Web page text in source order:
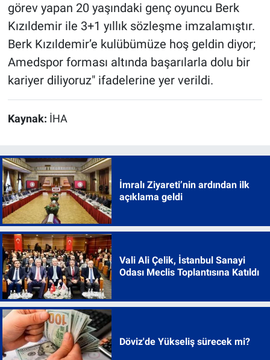
görev yapan 20 yaşındaki genç oyuncu Berk
Kızıldemir ile 3+1 yıllık sözleşme imzalamıştır.
Berk Kızıldemir’e kulübümüze hoş geldin diyor;
Amedspor forması altında başarılarla dolu bir
kariyer diliyoruz" ifadelerine yer verildi.
Kaynak: İHA
İmralı Ziyareti’nin ardından ilk
açıklama geldi
Vali Ali Çelik, İstanbul Sanayi
Odası Meclis Toplantısına Katıldı
Döviz'de Yükseliş sürecek mi?